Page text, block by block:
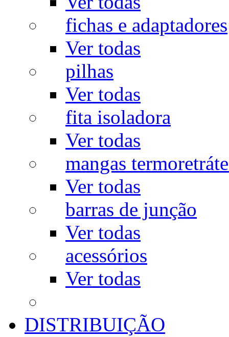
fichas e adaptadores
Ver todas
pilhas
Ver todas
fita isoladora
Ver todas
mangas
Ver todas
barras de junção
Ver todas
acessórios
Ver todas
DISTRIBUIÇÃO